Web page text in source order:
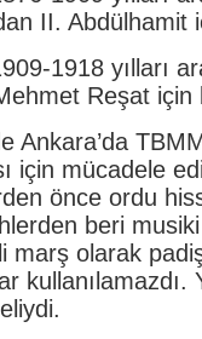
II. Abdülhamit
1918 yılları
Reşat için
Ankara’da
için mücadele
önce ordu
beri
marş olarak
kullanılamazdı.